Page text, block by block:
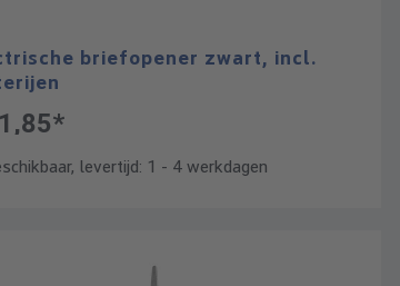
briefopener zwart, incl.
levertijd: 1 - 4 werkdagen